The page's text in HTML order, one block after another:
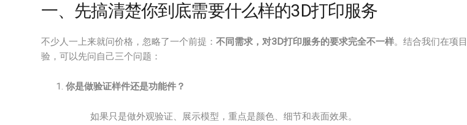
一、先搞清楚你到底需要什么样的3D打印服务
不少人一上来就问价格，忽略了一个前提： 不同需求，对3D打印服务的要求完全不一样。结合我们在项
验，可以先问自己三个问题：
你是做验证样件还是功能件？
如果只是做外观验证、展示模型，重点是颜色、细节和表面效果。